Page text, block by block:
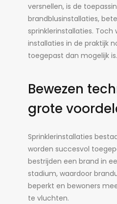
versnellen, is de
brandblusinstallaties,
sprinklerinstallaties. Toch
installaties in de praktijk
toegepast dan mogelijk is.
Bewezen
grote
Sprinklerinstallaties
worden succesvol
bestrijden een brand in
stadium, waardoor
beperkt en bewoners
te vluchten.